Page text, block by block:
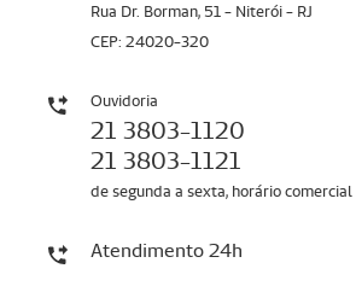
Rua Dr. Borman, 51 - Niterói - RJ
CEP: 24020-320
Ouvidoria
21 3803-1120
21 3803-1121
de segunda a sexta, horário comercial
Atendimento 24h